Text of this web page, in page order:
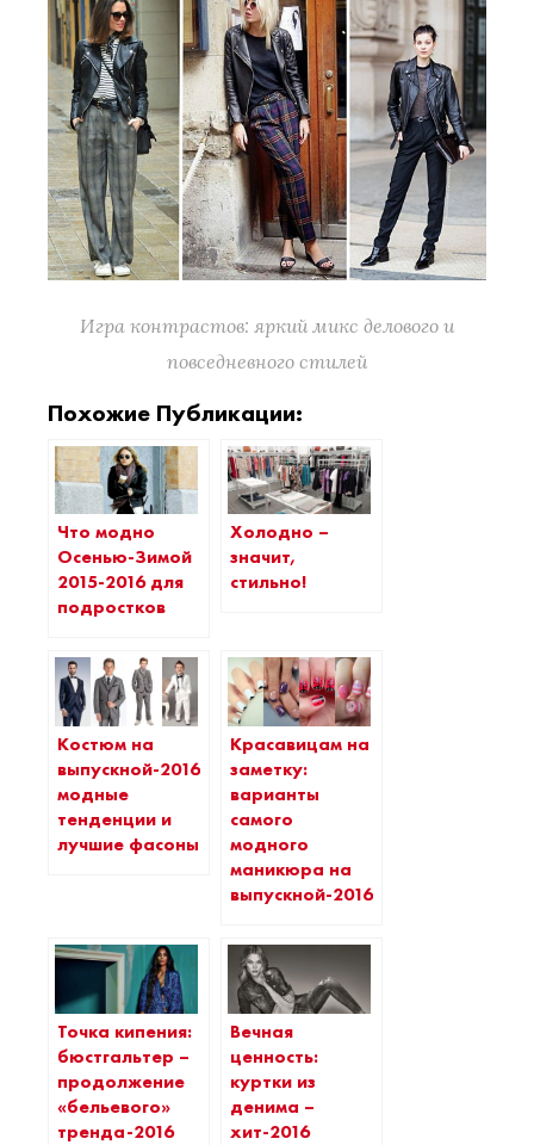
Игра контрастов: яркий микс делового и
повседневного стилей
Похожие Публикации:
Что модно
Осенью-Зимой
2015-2016 для
подростков
Холодно –
значит,
стильно!
Костюм на
выпускной-2016:
модные
тенденции и
лучшие фасоны
Красавицам на
заметку:
варианты
самого
модного
маникюра на
выпускной-2016
Точка кипения:
бюстгальтер –
продолжение
«бельевого»
тренда-2016
Вечная
ценность:
куртки из
денима –
хит-2016